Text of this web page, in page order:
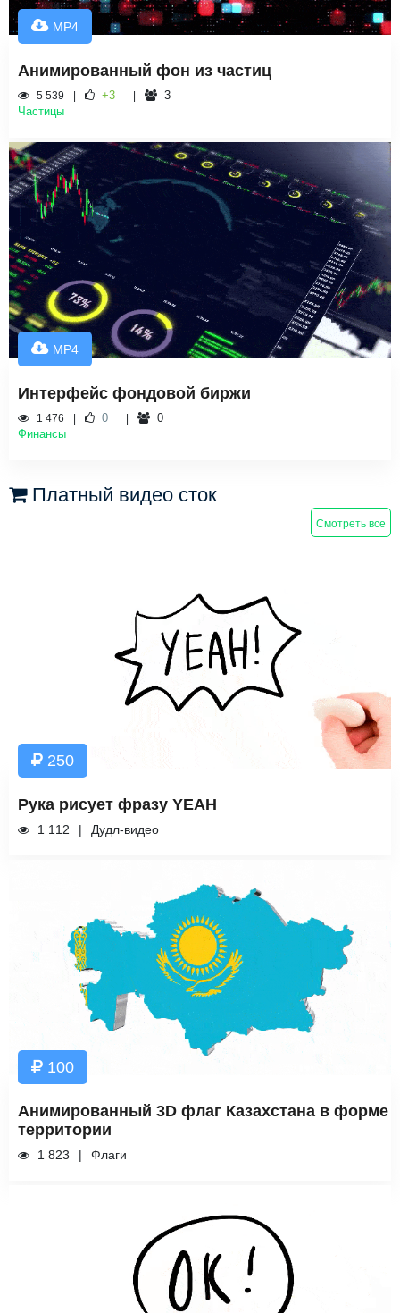
MP4
Анимированный фон из частиц
5 539 +3
3
Частицы
MP4
Интерфейс фондовой биржи
1 476 0
0
Финансы
Платный видео сток
Смотреть все
250
Рука рисует фразу YEAH
1 112 Дудл-видео
100
Анимированный 3D флаг Казахстана в форме
территории
1 823 Флаги